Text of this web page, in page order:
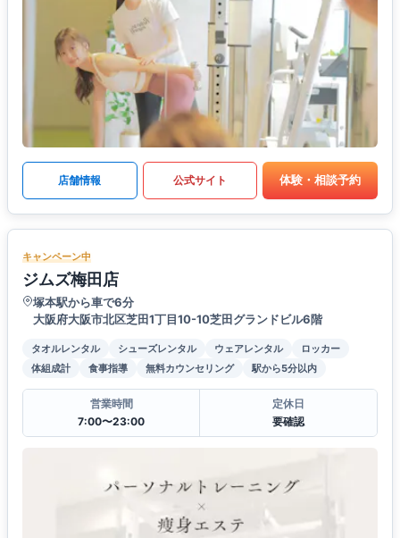
店舗情報 公式サイト 体験・相談予約
キャンペーン中
ジムズ梅田店
塚本駅から車で6分
大阪府大阪市北区芝田1丁目10-10芝田グランドビル6階
タオルレンタル シューズレンタル ウェアレンタル
ロッカー
体組成計
食事指導 無料カウンセリング 駅から5分以内
営業時間
7:00〜23:00
定休日
要確認